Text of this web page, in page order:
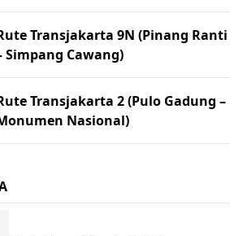
Transjakarta 9N (Pinang Ranti
Simpang Cawang)
Transjakarta 2 (Pulo Gadung –
Nasional)